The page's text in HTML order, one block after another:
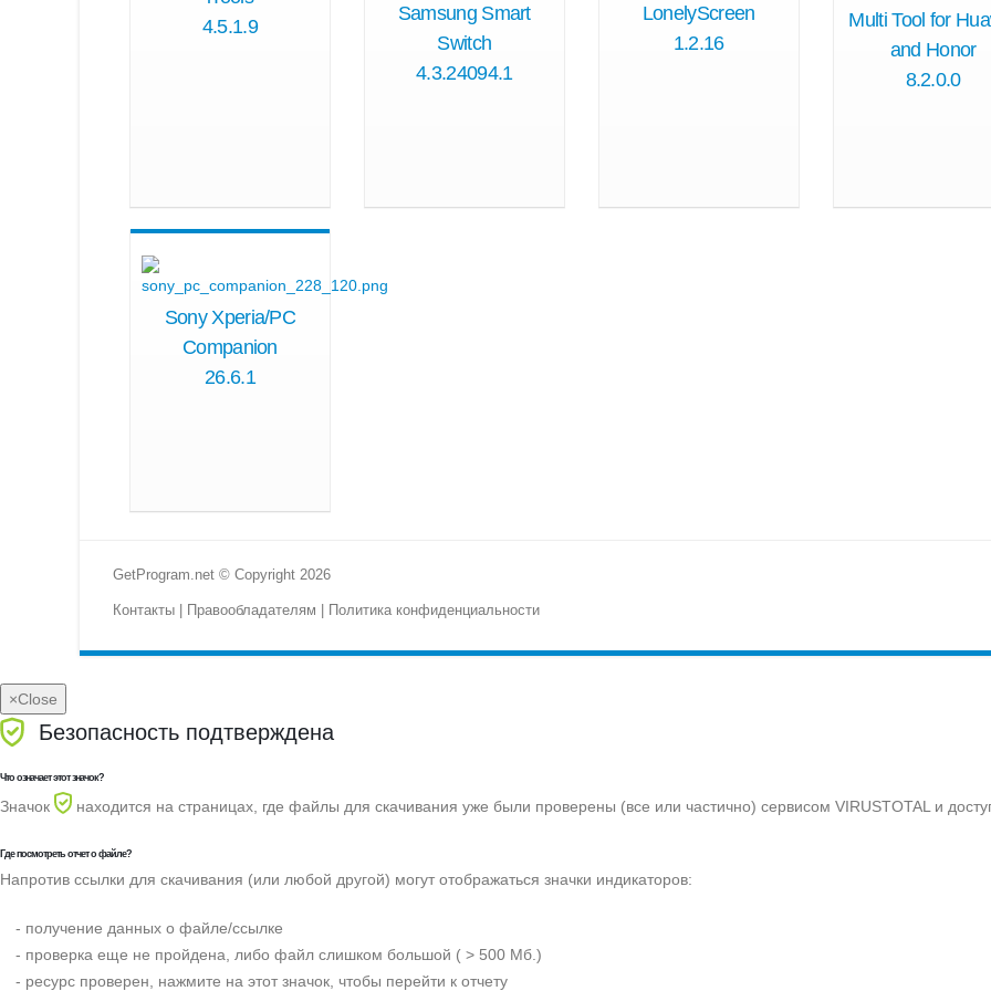
4.5.1.9
Samsung Smart
Switch
4.3.24094.1
LonelyScreen
1.2.16
Multi Tool for
and Honor
8.2.0.0
Sony Xperia/PC
Companion
26.6.1
GetProgram.net © Copyright 2026
Контакты Правообладателям Политика конфиденциальности
×Close
Безопасность подтверждена
Что означает этот значок?
Значок находится на страницах, где файлы для скачивания уже были проверены (все или частично) сервисом VIRUSTOTAL и
Где посмотреть отчет о файле?
Напротив ссылки для скачивания (или любой другой) могут отображаться значки индикаторов:
- получение данных о файле/ссылке
- проверка еще не пройдена, либо файл слишком большой ( > 500 Мб.)
- ресурс проверен, нажмите на этот значок, чтобы перейти к отчету